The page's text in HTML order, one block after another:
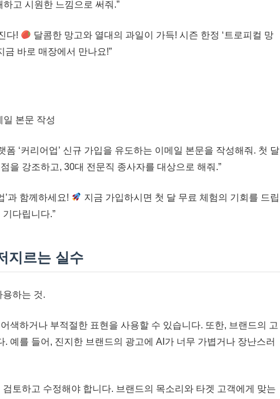
고 시원한 느낌으로 써줘.”
다!
달콤한 망고와 열대의 과일이 가득! 시즌 한정 ‘트로피컬 망
금 바로 매장에서 만나요!”
일 본문 작성
폼 ‘커리어업’ 신규 가입을 유도하는 이메일 본문을 작성해줘. 첫 달
을 강조하고, 30대 전문직 종사자를 대상으로 해줘.”
’과 함께하세요!
지금 가입하시면 첫 달 무료 체험의 기회를 드립
다립니다.”
지르는 실수
하는 것.
색하거나 부적절한 표현을 사용할 수 있습니다. 또한, 브랜드의 고
예를 들어, 진지한 브랜드의 광고에 AI가 너무 가볍거나 장난스러
토하고 수정해야 합니다. 브랜드의 목소리와 타겟 고객에게 맞는